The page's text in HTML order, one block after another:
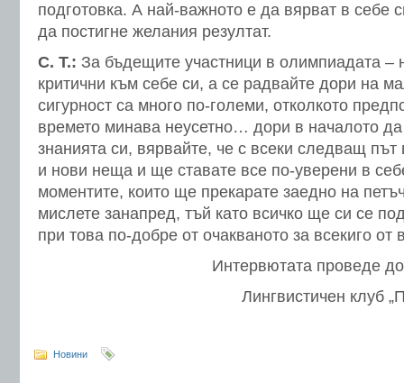
подготовка. А най-важното е да вярват в себе
да постигне желания резултат.
С. Т.: За бъдещите участници в олимпиадата –
критични към себе си, а се радвайте дори на
сигурност са много по-големи, отколкото
времето минава неусетно… дори в началото
знанията си, вярвайте, че с всеки следващ
и нови неща и ще ставате все по-уверени в
моментите, които ще прекарате заедно на
мислете занапред, тъй като всичко ще си се
при това по-добре от очакваното за всекиго от
Интервютата проведе
Лингвистичен клуб
Новини